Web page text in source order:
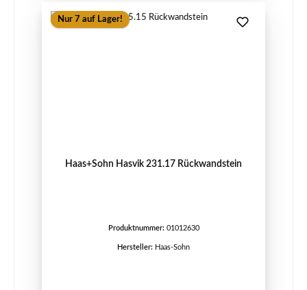
Nur 7 auf Lager!
Haas+Sohn Hasvik 231.17 Rückwandstein
Produktnummer: 01012630
Hersteller: Haas-Sohn